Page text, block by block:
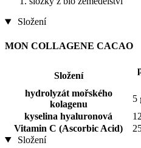
Složení
MON COLLAGENE CACAO
Složení
hydrolyzát mořského
kolagenu
5
kyselina hyaluronová
Vitamin C (Ascorbic Acid)
Složení